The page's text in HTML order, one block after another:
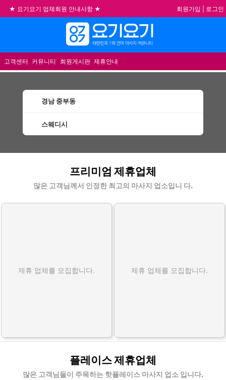
★ 요기요기 업체회원 안내사항 ★
불건전한 게시글은 삭제 및 회원탈퇴 됩니다.
합법적이고 건전한 업체와 광고를 제휴합니다.
★요기요기 설 연휴 휴무 안내★
회원가입 로그인
고객센터 커뮤니티 회원게시판 제휴안내
경남 중부동
스웨디시
프리미엄 제휴업체
많은 고객님께서 인정한 최고의 마사지 업소입니 다.
제휴 업체를 모집합니다. 제휴 업체를 모집합니다.
플레이스 제휴업체
많은 고객님들이 주목하는 핫플레이스 마사지 업소 입니다.